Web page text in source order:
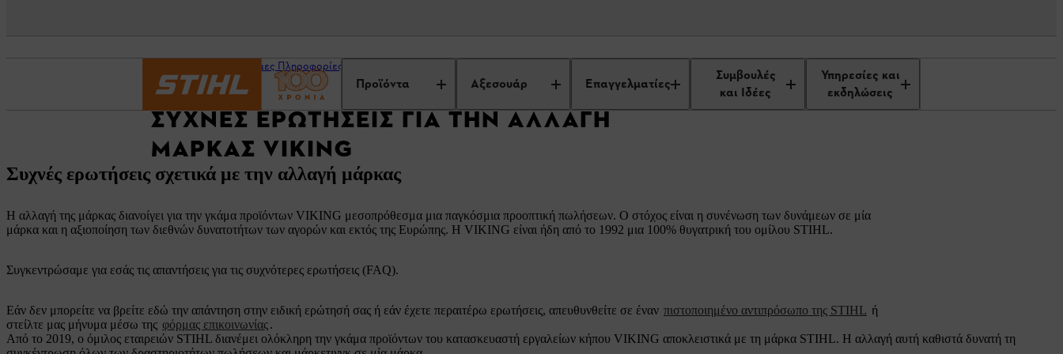
Προϊόντα Αξεσουάρ Επαγγελματίες
Συμβουλές
και Ιδέες
Υπηρεσίες και
εκδηλώσεις
Χρήσιμες Πληροφορίες
ΣΥΧΝΈΣ ΕΡΩΤΉΣΕΙΣ ΓΙΑ ΤΗΝ ΑΛΛΑΓΉ
ΜΆΡΚΑΣ VIKING
Συχνές ερωτήσεις σχετικά με την αλλαγή μάρκας
Η αλλαγή της μάρκας διανοίγει για την γκάμα προϊόντων VIKING μεσοπρόθεσμα μια παγκόσμια προοπτική πωλήσεων. Ο στόχος είναι η συνένωση των δυνάμεων σε μία
μάρκα και η αξιοποίηση των διεθνών δυνατοτήτων των αγορών και εκτός της Ευρώπης. Η VIKING είναι ήδη από το 1992 μια 100% θυγατρική του ομίλου STIHL.
Συγκεντρώσαμε για εσάς τις απαντήσεις για τις συχνότερες ερωτήσεις (FAQ).
Εάν δεν μπορείτε να βρείτε εδώ την απάντηση στην ειδική ερώτησή σας ή εάν έχετε περαιτέρω ερωτήσεις, απευθυνθείτε σε έναν πιστοποιημένο αντιπρόσωπο της STIHL ή
στείλτε μας μήνυμα μέσω της φόρμας επικοινωνίας.
Από το 2019, ο όμιλος εταιρειών STIHL διανέμει ολόκληρη την γκάμα προϊόντων του κατασκευαστή εργαλείων κήπου VIKING αποκλειστικά με τη μάρκα STIHL. Η αλλαγή αυτή καθιστά δυνατή τη